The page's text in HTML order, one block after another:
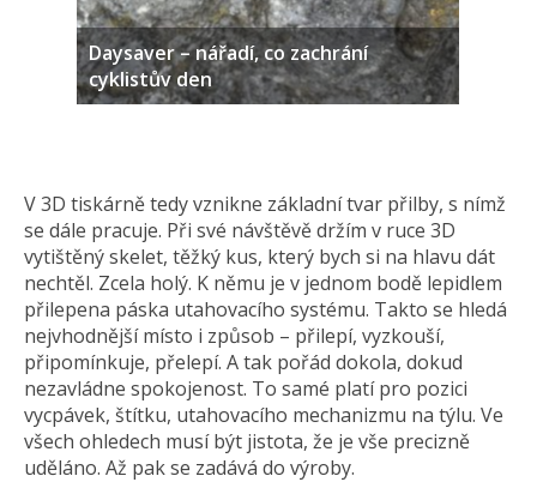
Daysaver – nářadí, co zachrání
cyklistův den
V 3D tiskárně tedy vznikne základní tvar přilby, s nímž
se dále pracuje. Při své návštěvě držím v ruce 3D
vytištěný skelet, těžký kus, který bych si na hlavu dát
nechtěl. Zcela holý. K němu je v jednom bodě lepidlem
přilepena páska utahovacího systému. Takto se hledá
nejvhodnější místo i způsob – přilepí, vyzkouší,
připomínkuje, přelepí. A tak pořád dokola, dokud
nezavládne spokojenost. To samé platí pro pozici
vycpávek, štítku, utahovacího mechanizmu na týlu. Ve
všech ohledech musí být jistota, že je vše precizně
uděláno. Až pak se zadává do výroby.